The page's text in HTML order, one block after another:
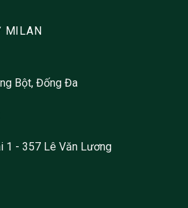
MILAN
Bột, Đống Đa
1 - 357 Lê Văn Lương